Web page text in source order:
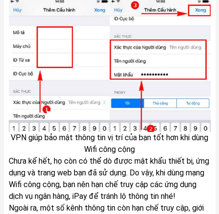
VPN giúp bảo mật thông tin vị trí của bạn tốt hơn khi dùng
Wifi công cộng
Chưa kể hết, họ còn có thể dò được mật khẩu thiết bị, ứng
dụng và trang web bạn đã sử dụng. Do vậy, khi dùng mạng
Wifi công cộng, bạn nên hạn chế truy cập các ứng dụng
dịch vụ ngân hàng, iPay để tránh lộ thông tin nhé!
Ngoài ra, một số kênh thông tin còn hạn chế truy cập, giới